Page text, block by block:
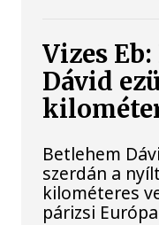
Vizes
Dávid
Betlehem
szerdán a
kilométeres
párizsi